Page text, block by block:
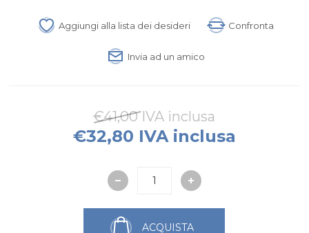
Aggiungi alla lista dei desideri Confronta
Invia ad un amico
€41,00 IVA inclusa
€32,80 IVA inclusa
ACQUISTA